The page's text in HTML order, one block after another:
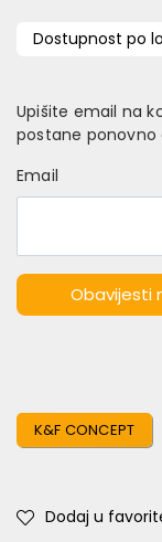
Dostupnost po
Upišite email na
postane ponovno
Email
Obavijesti
K&F CONCEPT
Dodaj u